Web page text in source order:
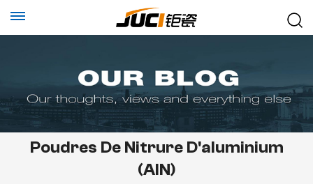
Poudres De Nitrure D'aluminium
(AlN)